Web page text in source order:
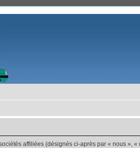
affiliées (désignés ci-après par « nous »,